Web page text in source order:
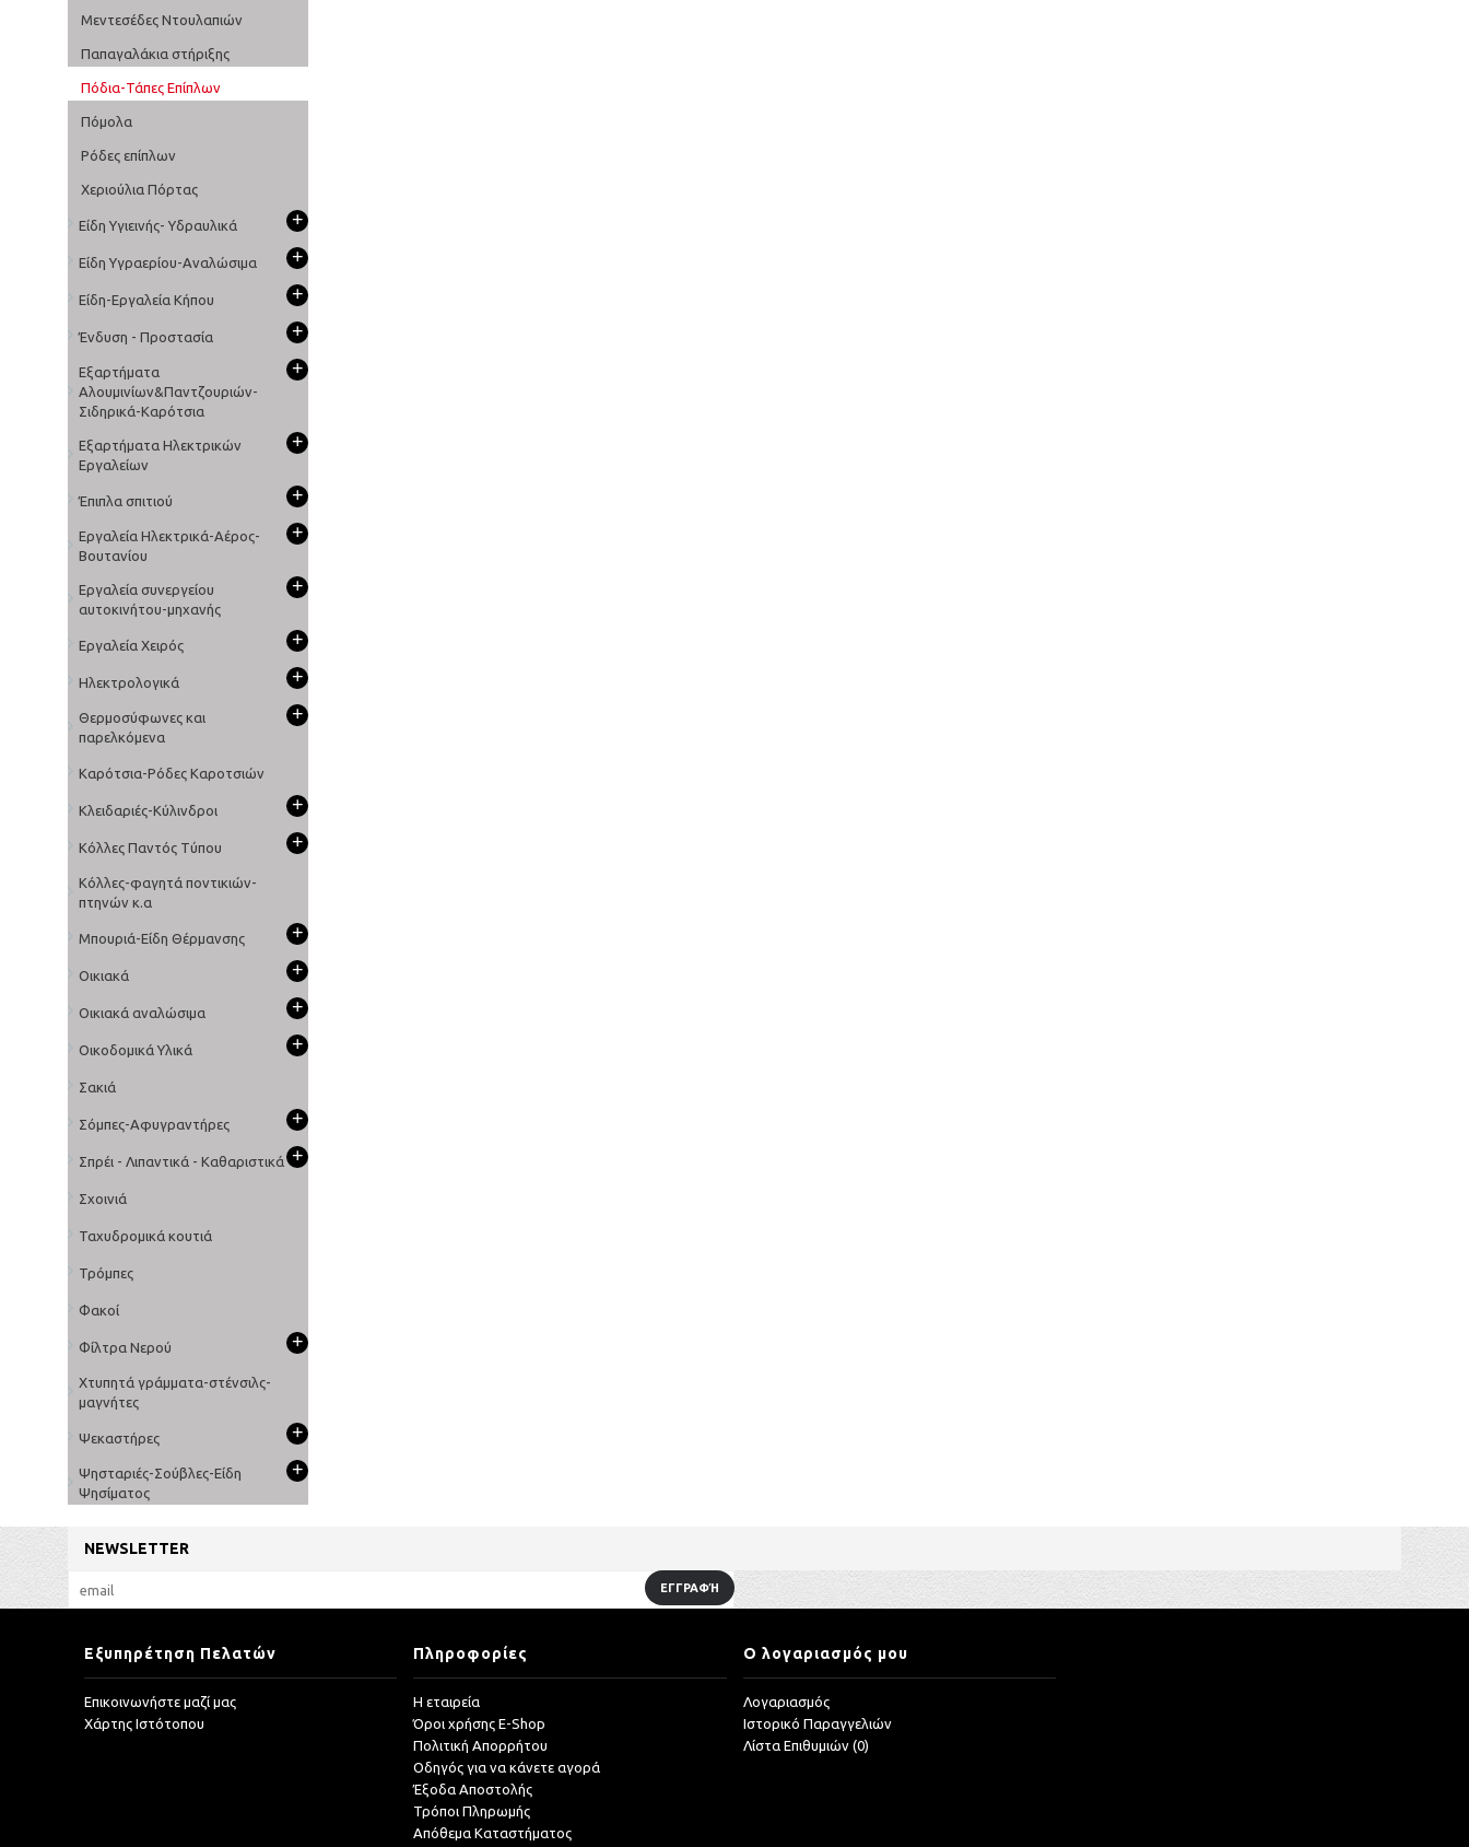
Μεντεσέδες Ντουλαπιών
Παπαγαλάκια στήριξης
Πόδια-Τάπες Επίπλων
Πόμολα
Ρόδες επίπλων
Χεριούλια Πόρτας
Είδη Υγιεινής- Υδραυλικά +
Είδη Υγραερίου-Αναλώσιμα +
Είδη-Εργαλεία Κήπου +
Ένδυση - Προστασία +
Εξαρτήματα
Αλουμινίων&Παντζουριών-
Σιδηρικά-Καρότσια
+
Εξαρτήματα Ηλεκτρικών
Εργαλείων
+
Έπιπλα σπιτιού +
Εργαλεία Ηλεκτρικά-Αέρος-
Βουτανίου
+
Εργαλεία συνεργείου
αυτοκινήτου-μηχανής
+
Εργαλεία Χειρός +
Ηλεκτρολογικά +
Θερμοσύφωνες και
παρελκόμενα
+
Καρότσια-Ρόδες Καροτσιών
Κλειδαριές-Κύλινδροι +
Κόλλες Παντός Τύπου +
Κόλλες-φαγητά ποντικιών-
πτηνών κ.α
Μπουριά-Είδη Θέρμανσης +
Οικιακά +
Οικιακά αναλώσιμα +
Οικοδομικά Υλικά +
Σακιά
Σόμπες-Αφυγραντήρες +
Σπρέι - Λιπαντικά - Καθαριστικά +
Σχοινιά
Ταχυδρομικά κουτιά
Τρόμπες
Φακοί
Φίλτρα Νερού +
Χτυπητά γράμματα-στένσιλς-
μαγνήτες
Ψεκαστήρες +
Ψησταριές-Σούβλες-Είδη
Ψησίματος
+
NEWSLETTER
ΕΓΓΡΑΦΉ
Εξυπηρέτηση Πελατών
Επικοινωνήστε μαζί μας
Χάρτης Ιστότοπου
Πληροφορίες
Η εταιρεία
Όροι χρήσης E-Shop
Πολιτική Απορρήτου
Οδηγός για να κάνετε αγορά
Έξοδα Αποστολής
Τρόποι Πληρωμής
Απόθεμα Καταστήματος
Ο λογαριασμός μου
Λογαριασμός
Ιστορικό Παραγγελιών
Λίστα Επιθυμιών (0)